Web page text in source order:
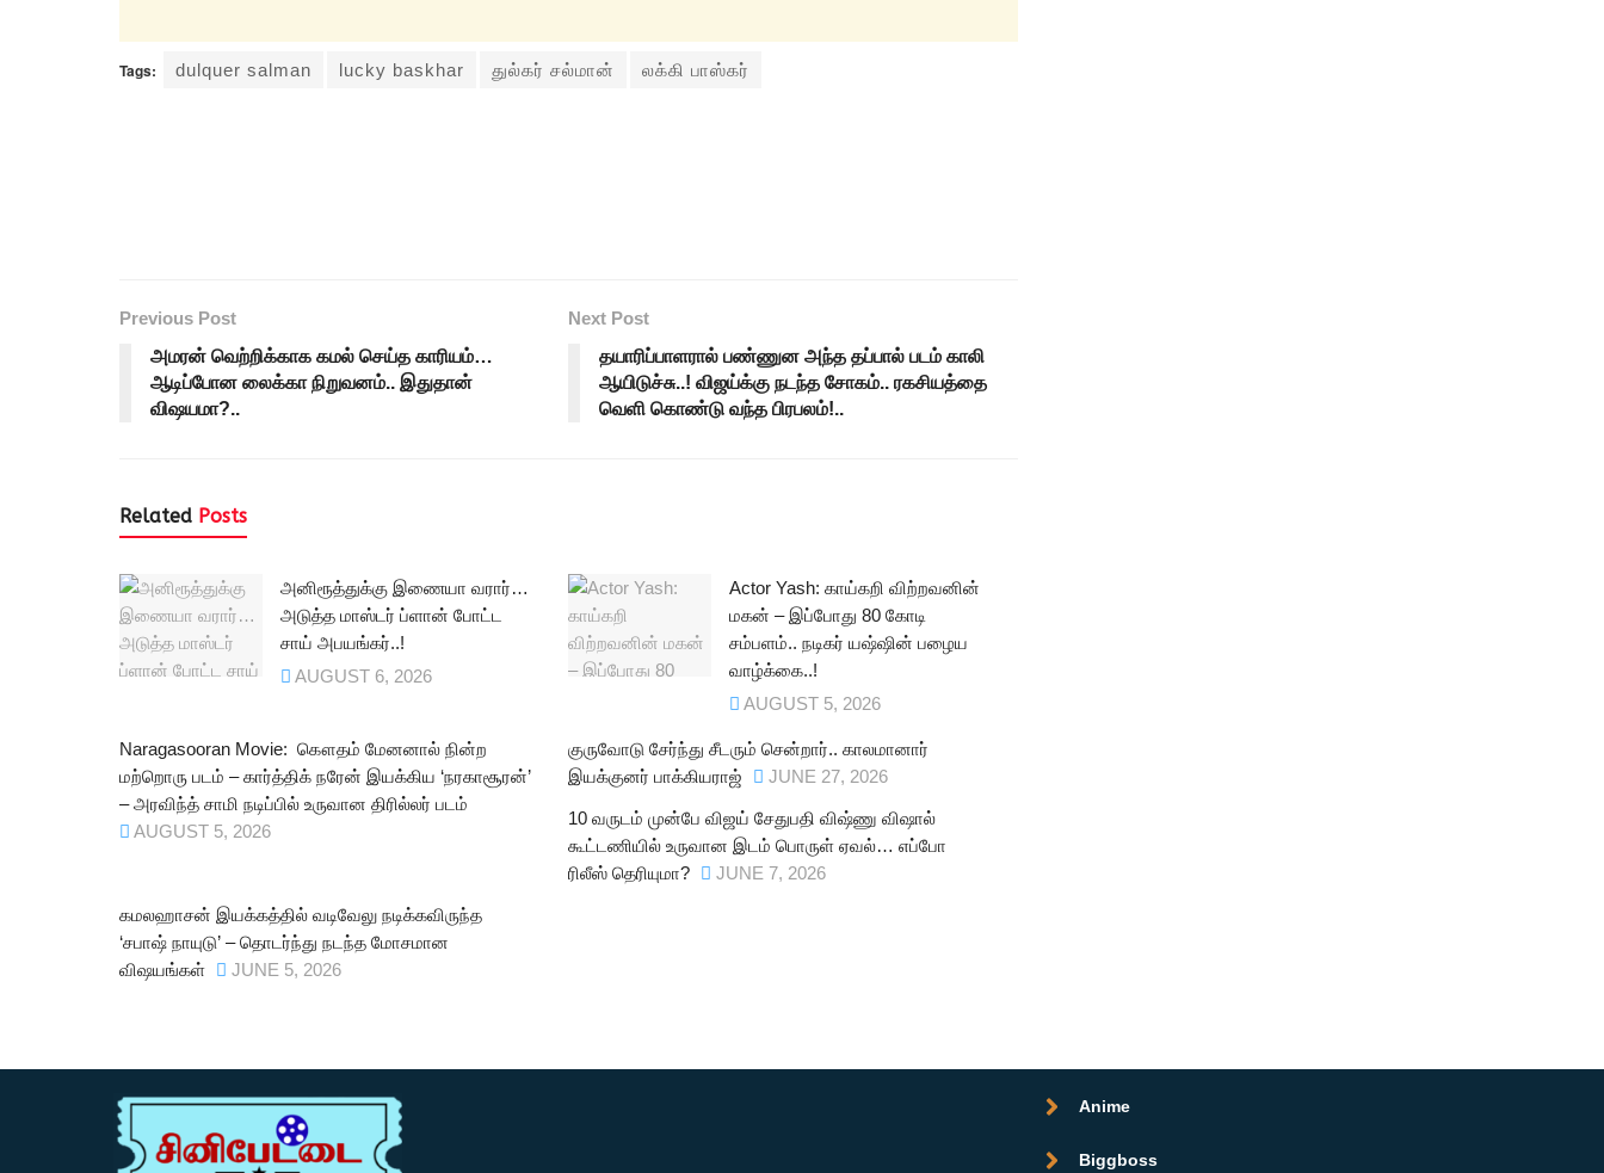
Tags: dulquer salman lucky baskhar துல்கர் சல்மான் லக்கி பாஸ்கர்
Previous Post
அமரன் வெற்றிக்காக கமல் செய்த காரியம்…
ஆடிப்போன லைக்கா நிறுவனம்.. இதுதான்
விஷயமா?..
Next Post
தயாரிப்பாளரால் பண்ணுன அந்த தப்பால் படம் காலி
ஆயிடுச்சு..! விஜய்க்கு நடந்த சோகம்.. ரகசியத்தை
வெளி கொண்டு வந்த பிரபலம்!..
Related Posts
அனிரூத்துக்கு இணையா வரார்…
அடுத்த மாஸ்டர் ப்ளான் போட்ட
சாய் அபயங்கர்..!
AUGUST 6, 2026
Actor Yash: காய்கறி விற்றவனின்
மகன் – இப்போது 80 கோடி
சம்பளம்.. நடிகர் யஷ்ஷின் பழைய
வாழ்க்கை..!
AUGUST 5, 2026
Naragasooran Movie: கௌதம் மேனனால் நின்ற
மற்றொரு படம் – கார்த்திக் நரேன் இயக்கிய ‘நரகாசூரன்’
– அரவிந்த் சாமி நடிப்பில் உருவான திரில்லர் படம்
AUGUST 5, 2026
குருவோடு சேர்ந்து சீடரும் சென்றார்.. காலமானார்
இயக்குனர் பாக்கியராஜ்
JUNE 27, 2026
10 வருடம் முன்பே விஜய் சேதுபதி விஷ்ணு விஷால்
கூட்டணியில் உருவான இடம் பொருள் ஏவல்… எப்போ
ரிலீஸ் தெரியுமா?
JUNE 7, 2026
கமலஹாசன் இயக்கத்தில் வடிவேலு நடிக்கவிருந்த
‘சபாஷ் நாயுடு’ – தொடர்ந்து நடந்த மோசமான
விஷயங்கள்
JUNE 5, 2026
Anime
Biggboss